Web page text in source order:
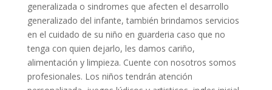
generalizada o sindromes que afecten el desarrollo
generalizado del infante, también brindamos servicios
en el cuidado de su niño en guarderia caso que no
tenga con quien dejarlo, les damos cariño,
alimentación y limpieza. Cuente con nosotros somos
profesionales. Los niños tendrán atención